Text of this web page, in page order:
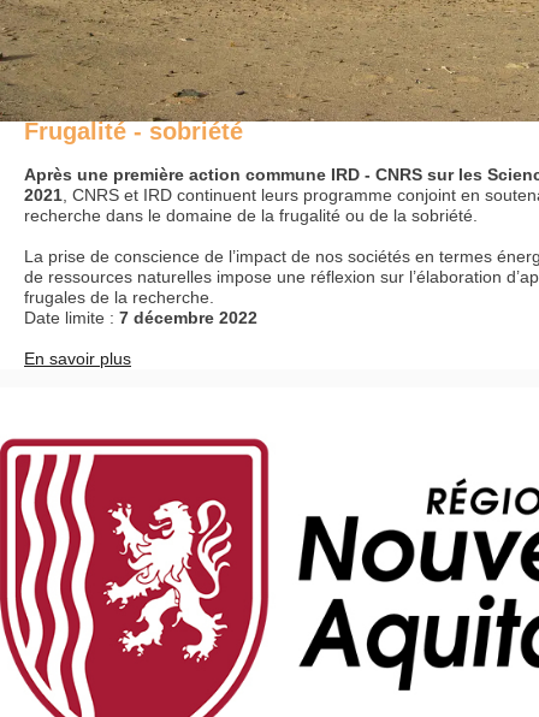
Frugalité - sobriété
Après une première action commune IRD - CNRS sur les
2021 , CNRS et IRD continuent leurs programme conjoint en
recherche dans le domaine de la frugalité ou de la sobriété.
La prise de conscience de l’impact de nos sociétés en termes
de ressources naturelles impose une réflexion sur l’élaboration
frugales de la recherche.
Date limite : 7 décembre 2022
En savoir plus